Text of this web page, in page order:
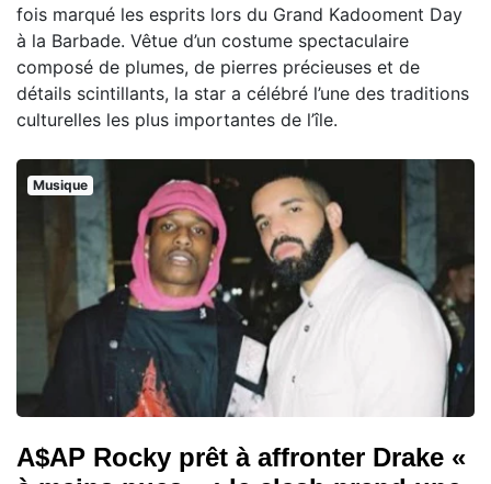
fois marqué les esprits lors du Grand Kadooment Day
à la Barbade. Vêtue d’un costume spectaculaire
composé de plumes, de pierres précieuses et de
détails scintillants, la star a célébré l’une des traditions
culturelles les plus importantes de l’île.
Musique
A$AP Rocky prêt à affronter Drake «